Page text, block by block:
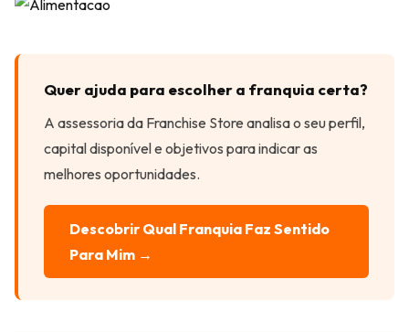
Quer ajuda para escolher a franquia certa?
A assessoria da Franchise Store analisa o seu perfil,
capital disponível e objetivos para indicar as
melhores oportunidades.
Descobrir Qual Franquia Faz Sentido
Para Mim →